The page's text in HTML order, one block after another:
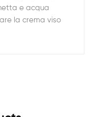
e acqua
la crema viso